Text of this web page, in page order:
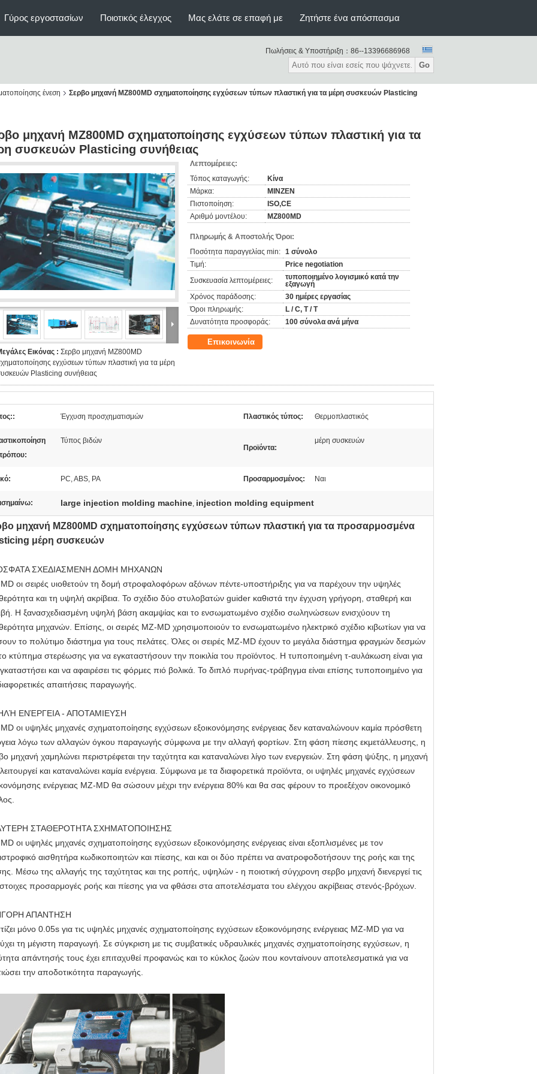
Γύρος εργοστασίων Ποιοτικός έλεγχος Μας ελάτε σε επαφή με Ζητήστε ένα απόσπασμα
Πωλήσεις & Υποστήριξη： 86--13396686968
Go
ένεση Σερβο μηχανή MZ800MD σχηματοποίησης εγχύσεων τύπων πλαστική για τα μέρη συσκευών Plasticing
μηχανή MZ800MD σχηματοποίησης εγχύσεων τύπων πλαστική για τα
συσκευών Plasticing συνήθειας
Εικόνας : Σερβο μηχανή MZ800MD
εγχύσεων τύπων πλαστική για τα μέρη
Plasticing συνήθειας
Λεπτομέρειες:
Τόπος καταγωγής:
Κίνα
Μάρκα:
MINZEN
Πιστοποίηση:
ISO,CE
Αριθμό μοντέλου:
MZ800MD
Πληρωμής & Αποστολής Όροι:
Ποσότητα παραγγελίας min: 1 σύνολο
Τιμή:
Price negotiation
Συσκευασία λεπτομέρειες:
τυποποιημένο λογισμικό κατά την
εξαγωγή
Χρόνος παράδοσης:
30 ημέρες εργασίας
Όροι πληρωμής:
L / C, T / T
Δυνατότητα προσφοράς:
100 σύνολα ανά μήνα
Επικοινωνία
Έγχυση προσχηματισμών Πλαστικός τύπος: Θερμοπλαστικός
Τύπος βιδών
Προϊόντα:
μέρη συσκευών
PC, ABS, PA Προσαρμοσμένος: Ναι
large injection molding machine, injection molding equipment
μηχανή MZ800MD σχηματοποίησης εγχύσεων τύπων πλαστική για τα προσαρμοσμένα
μέρη συσκευών
ΣΧΕΔΙΑΣΜΕΝΗ ΔΟΜΗ ΜΗΧΑΝΩΝ
οι σειρές υιοθετούν τη δομή στροφαλοφόρων αξόνων πέντε-υποστήριξης για να παρέχουν την υψηλές
και τη υψηλή ακρίβεια. Το σχέδιο δύο στυλοβατών guider καθιστά την έγχυση γρήγορη, σταθερή και
Η ξανασχεδιασμένη υψηλή βάση ακαμψίας και το ενσωματωμένο σχέδιο σωληνώσεων ενισχύουν τη
μηχανών. Επίσης, οι σειρές MZ-MD χρησιμοποιούν το ενσωματωμένο ηλεκτρικό σχέδιο κιβωτίων για να
το πολύτιμο διάστημα για τους πελάτες. Όλες οι σειρές MZ-MD έχουν το μεγάλα διάστημα φραγμών δεσμών
κτύπημα στερέωσης για να εγκαταστήσουν την ποικιλία του προϊόντος. Η τυποποιημένη τ-αυλάκωση είναι για
και να αφαιρέσει τις φόρμες πιό βολικά. Το διπλό πυρήνας-τράβηγμα είναι επίσης τυποποιημένο για
απαιτήσεις παραγωγής.
ΕΝΈΡΓΕΙΑ - ΑΠΟΤΑΜΙΕΥΣΗ
οι υψηλές μηχανές σχηματοποίησης εγχύσεων εξοικονόμησης ενέργειας δεν καταναλώνουν καμία πρόσθετη
λόγω των αλλαγών όγκου παραγωγής σύμφωνα με την αλλαγή φορτίων. Στη φάση πίεσης εκμετάλλευσης, η
μηχανή χαμηλώνει περιστρέφεται την ταχύτητα και καταναλώνει λίγο των ενεργειών. Στη φάση ψύξης, η μηχανή
και καταναλώνει καμία ενέργεια. Σύμφωνα με τα διαφορετικά προϊόντα, οι υψηλές μηχανές εγχύσεων
ενέργειας MZ-MD θα σώσουν μέχρι την ενέργεια 80% και θα σας φέρουν το προεξέχον οικονομικό
ΣΤΑΘΕΡΟΤΗΤΑ ΣΧΗΜΑΤΟΠΟΙΗΣΗΣ
οι υψηλές μηχανές σχηματοποίησης εγχύσεων εξοικονόμησης ενέργειας είναι εξοπλισμένες με τον
αισθητήρα κωδικοποιητών και πίεσης, και και οι δύο πρέπει να ανατροφοδοτήσουν της ροής και της
Μέσω της αλλαγής της ταχύτητας και της ροπής, υψηλών - η ποιοτική σύγχρονη σερβο μηχανή διενεργεί τις
προσαρμογές ροής και πίεσης για να φθάσει στα αποτελέσματα του ελέγχου ακρίβειας στενός-βρόχων.
ΑΠΑΝΤΗΣΗ
μόνο 0.05s για τις υψηλές μηχανές σχηματοποίησης εγχύσεων εξοικονόμησης ενέργειας MZ-MD για να
τη μέγιστη παραγωγή. Σε σύγκριση με τις συμβατικές υδραυλικές μηχανές σχηματοποίησης εγχύσεων, η
απάντησής τους έχει επιταχυθεί προφανώς και το κύκλος ζωών που κονταίνουν αποτελεσματικά για να
την αποδοτικότητα παραγωγής.